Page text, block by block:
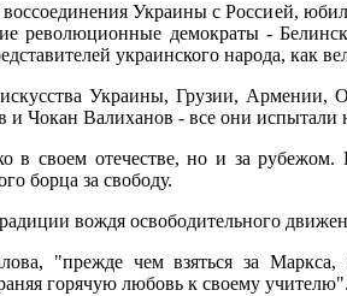
воссоединения Украины с Россией,
революционные демократы -
украинского народа, как
Украины, Грузии,
Чокан Валиханов - все они испытали
своем отечестве, но и за рубежом.
борца за свободу.
вождя освободительного
"прежде чем взяться за
горячую любовь к своему учителю".